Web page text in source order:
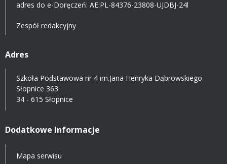
adres do e-Doręczeń: AE:PL-84376-23808-UJDBJ-24l
Zespół redakcyjny
Adres
Szkoła Podstawowa nr 4 im.Jana Henryka Dąbrowskiego
Słopnice 363
34 - 615 Słopnice
Dodatkowe Informacje
Mapa serwisu